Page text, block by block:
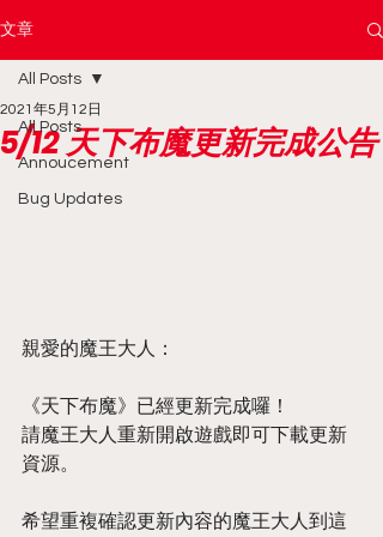
文章
All Posts
Annoucement
Bug Updates
All Posts
5/12 天下布魔更新完成公告
2021年5月12日
親愛的魔王大人：
《天下布魔》已經更新完成囉！
請魔王大人重新開啟遊戲即可下載更新
資源。
希望重複確認更新內容的魔王大人到這